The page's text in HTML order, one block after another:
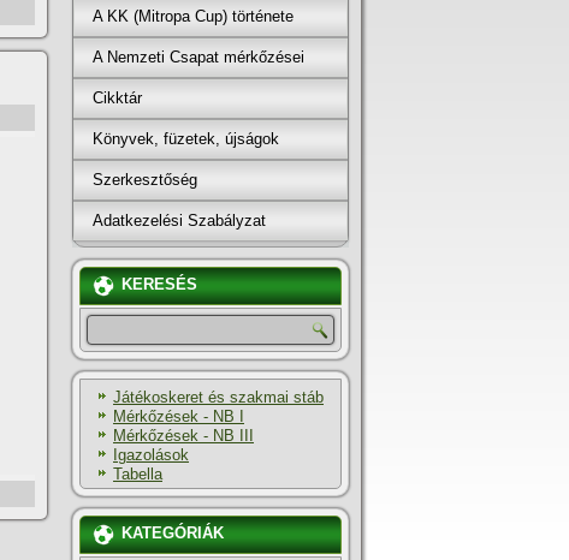
A KK (Mitropa Cup) története
A Nemzeti Csapat mérkőzései
Cikktár
Könyvek, füzetek, újságok
Szerkesztőség
Adatkezelési Szabályzat
KERESÉS
Játékoskeret és szakmai stáb
Mérkőzések - NB I
Mérkőzések - NB III
Igazolások
Tabella
KATEGÓRIÁK